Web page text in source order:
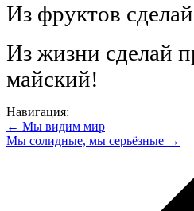
Из фруктов
Из жизни сделай
майский!
Навигация:
← Мы видим мир
Мы солидные, мы серьёзные →